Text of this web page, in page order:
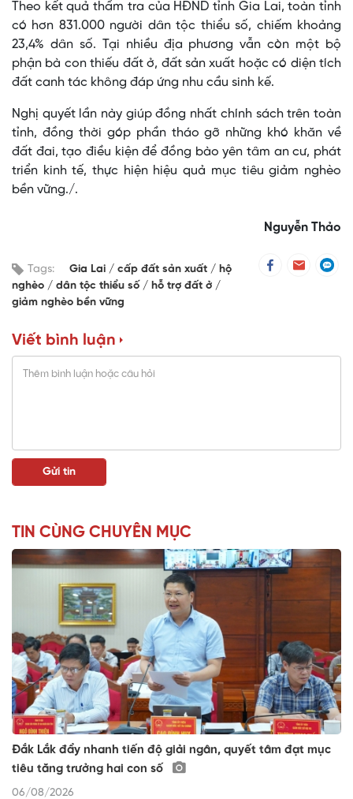
Theo kết quả thẩm tra của HĐND tỉnh Gia Lai, toàn tỉnh
có hơn 831.000 người dân tộc thiểu số, chiếm khoảng
23,4% dân số. Tại nhiều địa phương vẫn còn một bộ
phận bà con thiếu đất ở, đất sản xuất hoặc có diện tích
đất canh tác không đáp ứng nhu cầu sinh kế.
Nghị quyết lần này giúp đồng nhất chính sách trên toàn
tỉnh, đồng thời góp phần tháo gỡ những khó khăn về
đất đai, tạo điều kiện để đồng bào yên tâm an cư, phát
triển kinh tế, thực hiện hiệu quả mục tiêu giảm nghèo
bền vững./.
Nguyễn Thảo
Tags: Gia Lai cấp đất sản xuất
hộ
nghèo
dân tộc thiểu số
hỗ trợ đất ở
giảm nghèo bền vững
Viết bình luận
TIN CÙNG CHUYÊN MỤC
Đắk Lắk đẩy nhanh tiến độ giải ngân, quyết tâm đạt mục
tiêu tăng trưởng hai con số
06/08/2026